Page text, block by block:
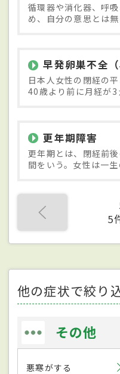
循環器や消化器、呼
め、自分の意思とは
早発卵巣不全（
日本人女性の閉経の
40歳より前に月経が
更年期障害
更年期とは、閉経前
間をいう。女性は一
5
他の症状で絞り
その他
悪寒がする